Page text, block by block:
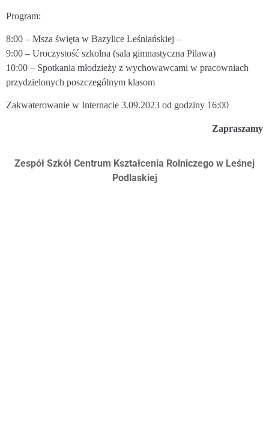
Program:
8:00 – Msza święta w Bazylice Leśniańskiej –
9:00 – Uroczystość szkolna (sala gimnastyczna Pilawa)
10:00 – Spotkania młodzieży z wychowawcami w pracowniach
przydzielonych poszczególnym klasom
Zakwaterowanie w Internacie 3.09.2023 od godziny 16:00
Zapraszamy
Zespół Szkół Centrum Kształcenia Rolniczego w Leśnej
Podlaskiej